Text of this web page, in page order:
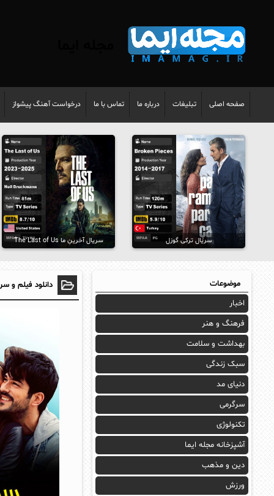
صفحه اصلی تبلیغات درباره ما تماس با ما درخواست آهنگ پیشواز
سریال ترکی گوزل سریال آخرینِ ما The Last of Us
دانلود فیلم و
موضوعات
اخبار
فرهنگ و هنر
بهداشت و سلامت
سبک زندگی
دنیای مد
سرگرمی
تکنولوژی
آشپزخانه مجله ایما
دین و مذهب
ورزش